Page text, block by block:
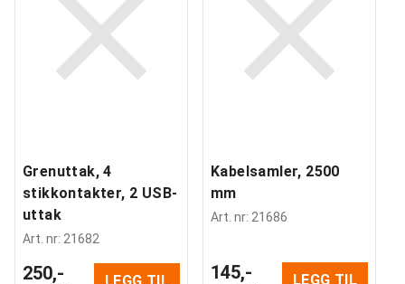
Fargekode stamme
:
Anbefalt antall personer til håndtering:
Beregnet håndteringstid/person
15
Grenuttak, 4
stikkontakter, 2 USB-
uttak
Art. nr: 21682
250,-
Kabelsamler, 2500
mm
Art. nr: 21686
145,- LEGG TIL